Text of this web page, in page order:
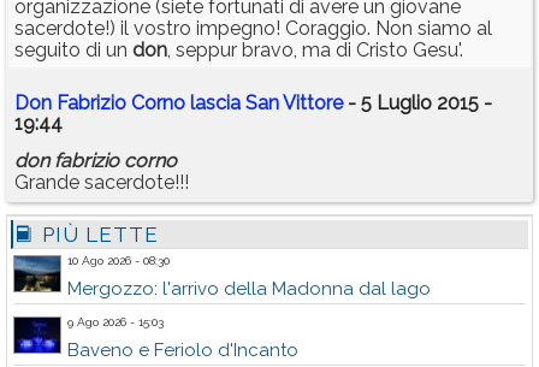
organizzazione (siete fortunati di avere un giovane
sacerdote!) il vostro impegno! Coraggio. Non siamo al
seguito di un don, seppur bravo, ma di Cristo Gesu'.
Don Fabrizio Corno lascia San Vittore- 5 Luglio 2015 -
19:44
don fabrizio corno
Grande sacerdote!!!
PIÙ LETTE
10 Ago 2026 - 08:30
Mergozzo: l'arrivo della Madonna dal lago
9 Ago 2026 - 15:03
Baveno e Feriolo d'Incanto